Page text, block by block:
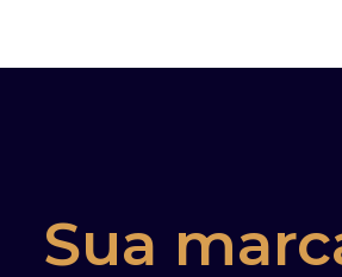
Sua